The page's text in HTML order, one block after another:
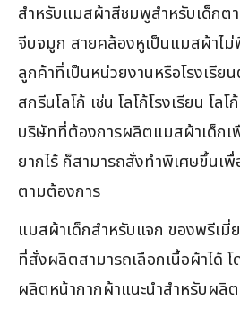
สำหรับแมสผ้าสีชมพูสำหรับเด็กต
จีบจมูก สายคล้องหูเป็นแมสผ้าไ
ลูกค้าที่เป็นหน่วยงานหรือโรงเรีย
สกรีนโลโก้ เช่น โลโก้โรงเรียน โล
บริษัทที่ต้องการผลิตแมสผ้าเด็กเ
ยากไร้ ก็สามารถสั่งทำพิเศษขึ้นเ
ตามต้องการ
แมสผ้าเด็กสำหรับแจก ของพรีเมี่
ที่สั่งผลิตสามารถเลือกเนื้อผ้าได้ โ
ผลิตหน้ากากผ้าแนะนำสำหรับผลิ